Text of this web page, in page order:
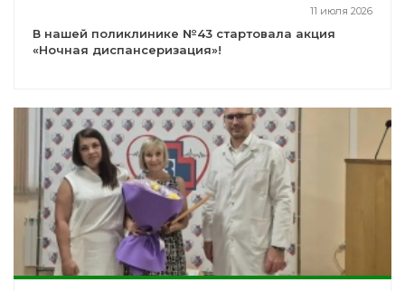
11 июля 2026
В нашей поликлинике №43 стартовала акция
«Ночная диспансеризация»!